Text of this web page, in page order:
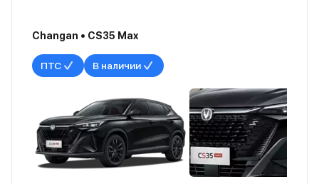
Changan • CS35 Max
ПТС В наличии